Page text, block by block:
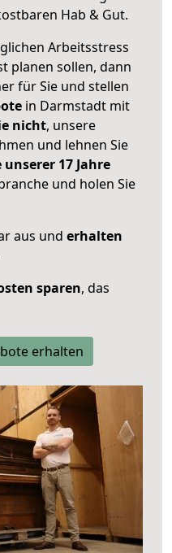
Hab & Gut.
Arbeitsstress
planen sollen, dann
für Sie und stellen
in Darmstadt mit
nicht, unsere
und lehnen Sie
17 Jahre
und holen Sie
aus und erhalten
sparen, das
erhalten